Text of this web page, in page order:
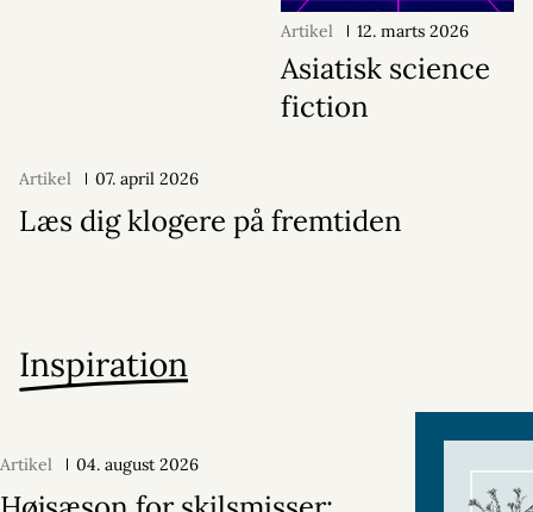
Artikel 12. marts 2026
Asiatisk science
fiction
Artikel 07. april 2026
Læs dig klogere på fremtiden
Inspiration
Artikel 04. august 2026